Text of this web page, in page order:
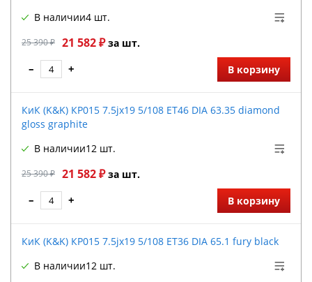
25 390 ₽ 21 582 ₽за шт.
В наличии4 шт.
– + В корзину
КиК (K&K) КР015 7.5jx19 5/108 ET46 DIA 63.35 diamond
gloss graphite
25 390 ₽ 21 582 ₽за шт.
В наличии12 шт.
– + В корзину
КиК (K&K) КР015 7.5jx19 5/108 ET36 DIA 65.1 fury black
В наличии12 шт.